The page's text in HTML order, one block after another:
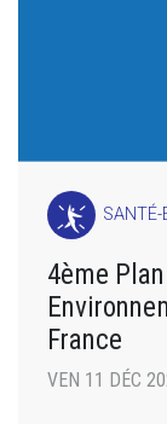
SANTÉ-
4ème
France
VEN 11 DÉC